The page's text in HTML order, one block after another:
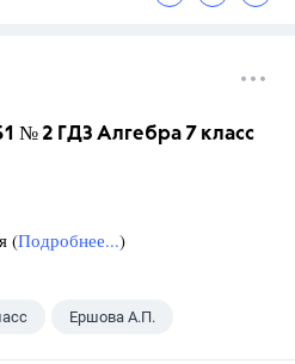
№ 2 ГДЗ Алгебра 7 класс
(Подробнее...)
Ершова А.П.